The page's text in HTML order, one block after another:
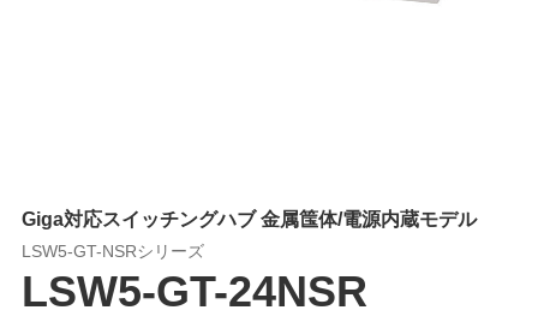
Giga対応スイッチングハブ 金属筺体/電源内蔵モデル
LSW5-GT-NSRシリーズ
LSW5-GT-24NSR